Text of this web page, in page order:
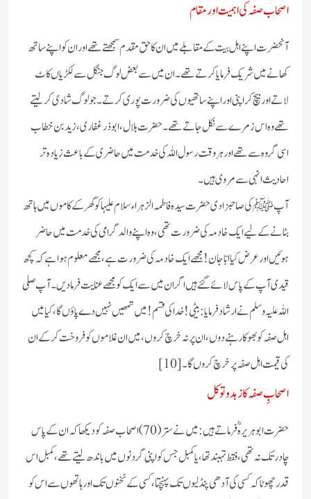
اصحاب صفہ کی اہمیت اور مقام
آنحضرت اپنے اہل بیت کے مقابلے میں ان کا حق مقدم سمجھتے تھے اور ان کو اپنے ساتھ
کھانے میں شریک فرمایا کرتے تھے۔ ان میں سے بعض لوگ جنگل سے لکڑیاں کاٹ
لاتے اور بیچ کر اپنی اور اپنے ساتھیوں کی ضرورت پوری کرتے۔ جولوگ شادی کر لیتے
تھے وہ اس زمرے سے نکل جاتے تھے۔ حضرت بلال، ابوذرغفاری، زید بن خطاب
اسی گروہ سے تھے اور ہر وقت رسول اللہ کی خدمت میں حاضری کے باعث زیادہ تر
احادیث انہی سے مروی ہیں۔
آپﷺ کی صاحبزادی حضرت سیدہ فاطمہ الزہراء سلام علیہا کو گھر کے کاموں میں ہاتھ
بٹانے کے لیے ایک خادمہ کی ضرورت تھی، وہ اپنے والد گرامی کی خدمت میں حاضر
ہوئیں اور عرض کیا ابّا جان! مجھے ایک خادمہ کی ضرورت ہے، مجھے معلوم ہوا ہے کہ کچھ
قیدی آپ کے پاس لائے گئے ہیں اگر ان میں سے ایک کو مجھے عنایت فرما دیں۔ آپ صلی
اللہ علیہ وسلم نے ارشاد فرمایا: بیٹی! خدا کی قسم! میں تمھیں نہیں دے پاؤں گا، کیا میں
اہل صفہ کو بھوکا رہنے دوں، ان پر نہ خرچ کروں، میں ان غلاموں کو فروخت کرکے ان
کی قیمت اہل صفہ پر خرچ کروں گا۔ [10]
اصحابِ صفہ کا زہد و توکل
حضرت ابوہریرہؓ فرماتے ہیں:میں نے ستر(70) اصحاب صفہ کو دیکھا کہ ان کے پاس
چادر تک نہ تھی ،فقط تہبند تھا ،یا کمبل جس کو اپنی گردنوں میں باندھ لیتے تھے، کمبل اس
قدر چھوٹا کہ کسی کی آدھی پنڈلیوں تک پہنچتا، کسی کے ٹخنوں تک اور ہاتھوں سے اس کو